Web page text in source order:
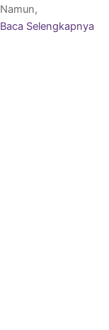
Namun,
Baca Selengkapnya